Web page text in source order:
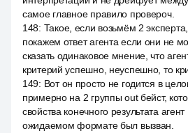
самое главное правило провероч.
148: Такое, если возьмём 2
покажем ответ агента если они не
сказать одинаковое мнение, что
критерий успешно, неуспешно, то
149: Вот он просто не годится в
примерно на 2 группы out бейст,
свойства конечного результата
ожидаемом формате был вызван.